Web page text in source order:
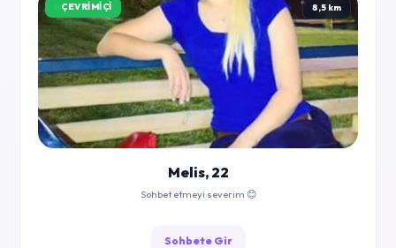
ÇEVRIMIÇI 8,5 km
Melis, 22
Sohbet etmeyi severim 😊
Sohbete Gir